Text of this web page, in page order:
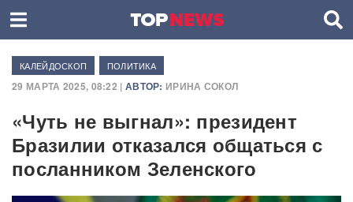
КАЛЕЙДОСКОП ПОЛИТИКА
29 МАРТА 2025, 08:22 | АВТОР: ИРИНА СОКОЛ
«Чуть не выгнал»: президент
Бразилии отказался общаться с
посланником Зеленского